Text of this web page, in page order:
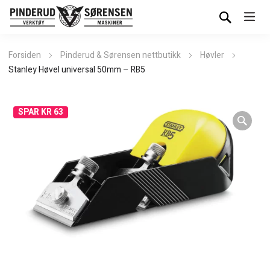
Forsiden Pinderud & Sørensen nettbutikk
Høvler
Stanley Høvel universal 50mm – RB5
SPAR KR 63